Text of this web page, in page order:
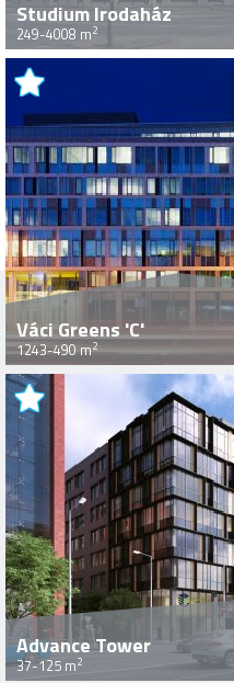
Studium Irodaház
249-4008 m2
Váci Greens 'C'
1243-490 m2
Advance Tower
37-125 m2